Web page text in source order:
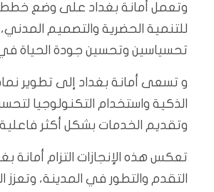
وتعمل أمانة بغداد على وضع خطط
للتنمية الحضرية والتصميم
تحسياسين وتحسين جودة الحياة في
و تسعى أمانة بغداد إلى تطوير
الذكية واستخدام التكنولوجيا
وتقديم الخدمات بشكل أكثر
تعكس هذه الإنجازات التزام أمانة
التقدم والتطور في المدينة، وتعزز